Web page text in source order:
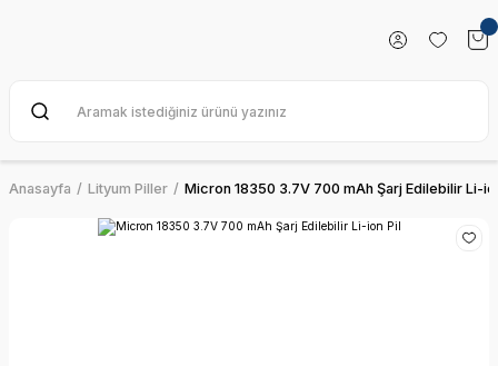
Anasayfa Lityum Piller Micron 18350 3.7V 700 mAh Şarj Edilebilir Li-